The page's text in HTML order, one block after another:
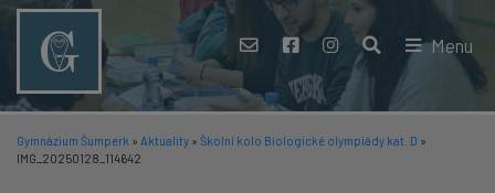
Menu
Gymnázium Šumperk » Aktuality » Školní kolo Biologické olympiády kat. D »
IMG_20250128_114642